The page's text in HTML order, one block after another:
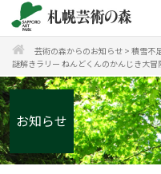
芸術の森からのお知らせ > 積雪不
謎解きラリー ねんどくんのかんじき大
お知らせ